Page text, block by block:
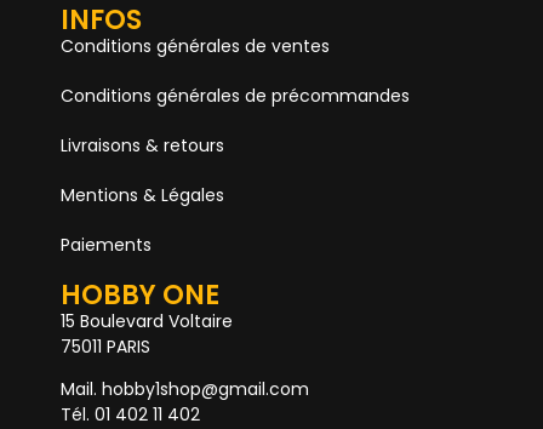
INFOS
Conditions générales de ventes
Conditions générales de précommandes
Livraisons & retours
Mentions & Légales
Paiements
HOBBY ONE
15 Boulevard Voltaire
75011 PARIS
Mail. hobby1shop@gmail.com
Tél. 01 402 11 402